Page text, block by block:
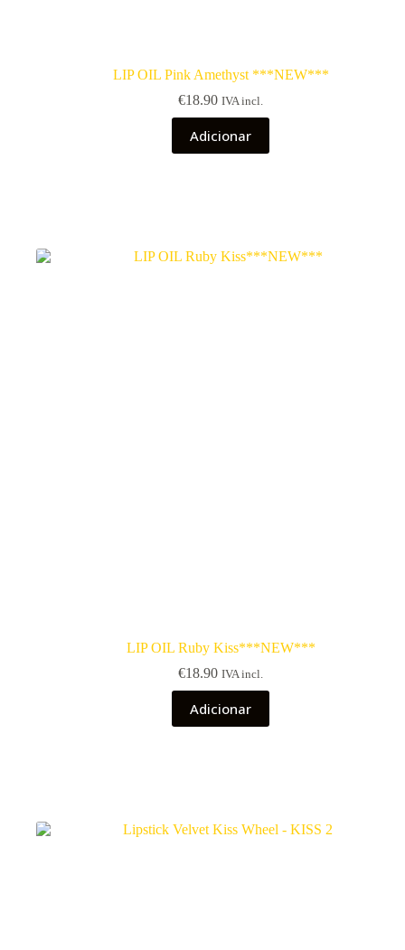
LIP OIL Pink Amethyst ***NEW***
€18.90 IVA incl.
Adicionar
LIP OIL Ruby Kiss***NEW***
€18.90 IVA incl.
Adicionar